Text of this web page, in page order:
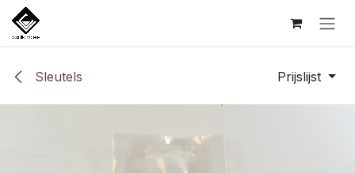
Overslaan naar inhoud
Sleutels Prijslijst